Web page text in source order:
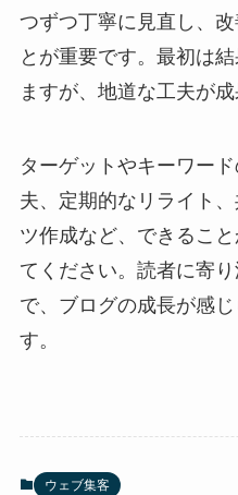
つずつ丁寧に見直し、
とが重要です。最初は
ますが、地道な工夫が成
ターゲットやキーワー
夫、定期的なリライト
ツ作成など、できるこ
てください。読者に寄
で、ブログの成長が感
す。
ウェブ集客